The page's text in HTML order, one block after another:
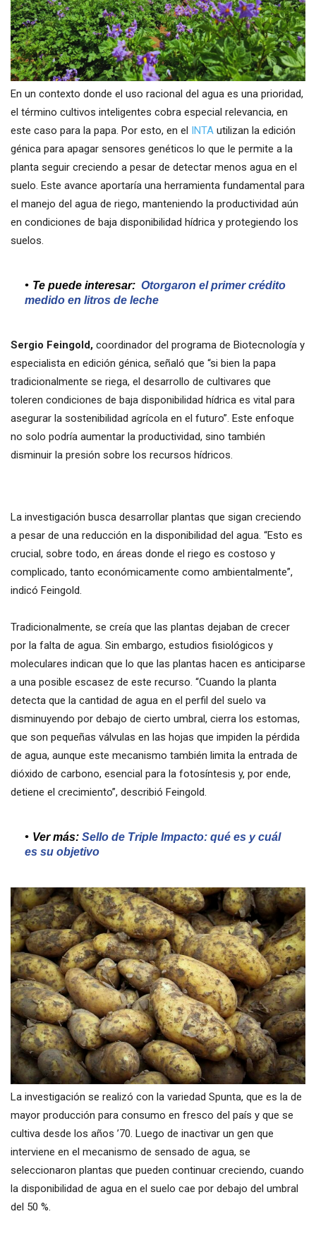
En un contexto donde el uso racional del agua es una prioridad,
el término cultivos inteligentes cobra especial relevancia, en
este caso para la papa. Por esto, en el
INTA utilizan la edición
génica para apagar sensores genéticos lo que le permite a la
planta seguir creciendo a pesar de detectar menos agua en el
suelo. Este avance aportaría una herramienta fundamental para
el manejo del agua de riego, manteniendo la productividad aún
en condiciones de baja disponibilidad hídrica y protegiendo los
suelos.
Te puede interesar: Otorgaron el primer crédito
medido en litros de leche
Sergio Feingold, coordinador del programa de Biotecnología y
especialista en edición génica, señaló que “si bien la papa
tradicionalmente se riega, el desarrollo de cultivares que
toleren condiciones de baja disponibilidad hídrica es vital para
asegurar la sostenibilidad agrícola en el futuro”. Este enfoque
no solo podría aumentar la productividad, sino también
disminuir la presión sobre los recursos hídricos.
La investigación busca desarrollar plantas que sigan creciendo
a pesar de una reducción en la disponibilidad del agua. “Esto es
crucial, sobre todo, en áreas donde el riego es costoso y
complicado, tanto económicamente como ambientalmente”,
indicó Feingold.
Tradicionalmente, se creía que las plantas dejaban de crecer
por la falta de agua. Sin embargo, estudios fisiológicos y
moleculares indican que lo que las plantas hacen es anticiparse
a una posible escasez de este recurso. “Cuando la planta
detecta que la cantidad de agua en el perfil del suelo va
disminuyendo por debajo de cierto umbral, cierra los estomas,
que son pequeñas válvulas en las hojas que impiden la pérdida
de agua, aunque este mecanismo también limita la entrada de
dióxido de carbono, esencial para la fotosíntesis y, por ende,
detiene el crecimiento”, describió Feingold.
Ver más: Sello de Triple Impacto: qué es y cuál
es su objetivo
La investigación se realizó con la variedad Spunta, que es la de
mayor producción para consumo en fresco del país y que se
cultiva desde los años ’70. Luego de inactivar un gen que
interviene en el mecanismo de sensado de agua, se
seleccionaron plantas que pueden continuar creciendo, cuando
la disponibilidad de agua en el suelo cae por debajo del umbral
del 50 %.